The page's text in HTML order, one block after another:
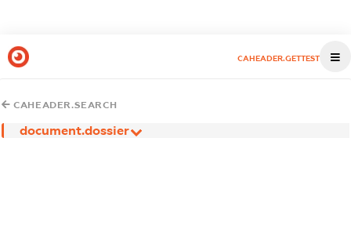
CAHEADER.GETTEST
CAHEADER.SEARCH
document.dossier